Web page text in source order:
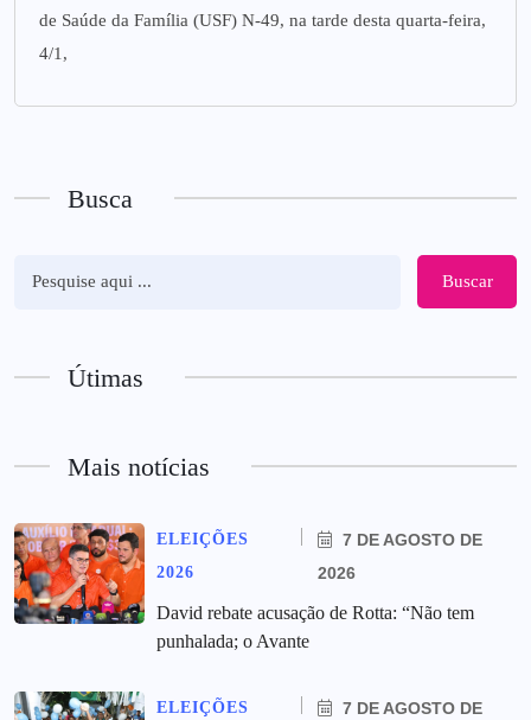
de Saúde da Família (USF) N-49, na tarde desta quarta-feira,
4/1,
Busca
Buscar
Útimas
Mais notícias
ELEIÇÕES
2026
7 DE AGOSTO DE
2026
David rebate acusação de Rotta: “Não tem
punhalada; o Avante
ELEIÇÕES
7 DE AGOSTO DE